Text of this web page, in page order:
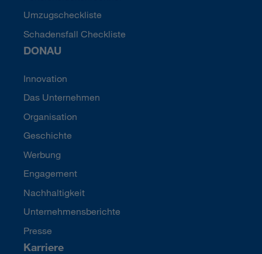
Umzugscheckliste
Schadensfall Checkliste
DONAU
Innovation
Das Unternehmen
Organisation
Geschichte
Werbung
Engagement
Nachhaltigkeit
Unternehmensberichte
Presse
Karriere